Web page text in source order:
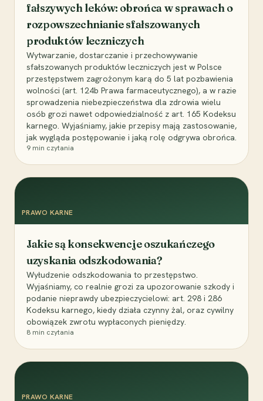
fałszywych leków: obrońca w sprawach o
rozpowszechnianie sfałszowanych
produktów leczniczych
Wytwarzanie, dostarczanie i przechowywanie
sfałszowanych produktów leczniczych jest w Polsce
przestępstwem zagrożonym karą do 5 lat pozbawienia
wolności (art. 124b Prawa farmaceutycznego), a w razie
sprowadzenia niebezpieczeństwa dla zdrowia wielu
osób grozi nawet odpowiedzialność z art. 165 Kodeksu
karnego. Wyjaśniamy, jakie przepisy mają zastosowanie,
jak wygląda postępowanie i jaką rolę odgrywa obrońca.
9 min czytania
PRAWO KARNE
Jakie są konsekwencje oszukańczego
uzyskania odszkodowania?
Wyłudzenie odszkodowania to przestępstwo.
Wyjaśniamy, co realnie grozi za upozorowanie szkody i
podanie nieprawdy ubezpieczycielowi: art. 298 i 286
Kodeksu karnego, kiedy działa czynny żal, oraz cywilny
obowiązek zwrotu wypłaconych pieniędzy.
8 min czytania
PRAWO KARNE